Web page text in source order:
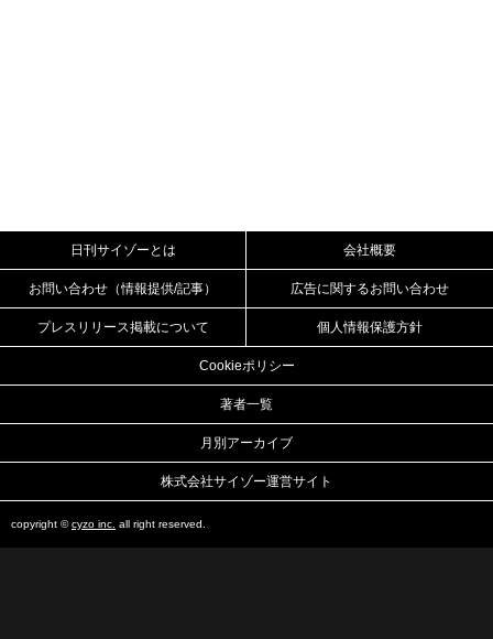
日刊サイゾーとは 会社概要
お問い合わせ（情報提供/記事） 広告に関するお問い合わせ
プレスリリース掲載について 個人情報保護方針
Cookieポリシー
著者一覧
月別アーカイブ
株式会社サイゾー運営サイト
copyright ©cyzo inc. all right reserved.